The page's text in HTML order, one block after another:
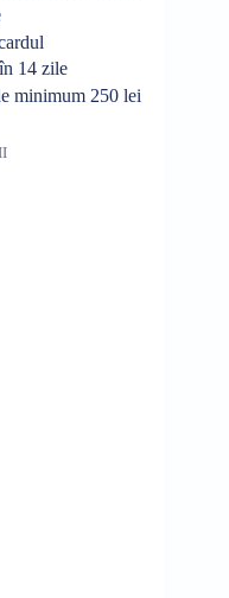
14 zile
minimum 250 lei